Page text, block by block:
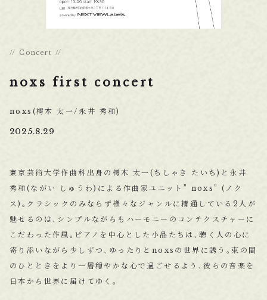
Concert
noxs first concert
noxs(樗木 太一/永井 秀和)
2025.8.29
東京芸術大学作曲科出身の樗木 太一(ちしゃき たいち)と永井
秀和(ながい しゅうわ)による作曲家ユニット” noxs” (ノク
ス)｡クラシックのみならず様々なジャンルに精通している2人が
魅せるのは､シンプルながらもハーモニーのコンテクスチャーに
こだわった作風｡ピアノを中心とした小品たちは､聴く人の心に
寄り添いながら少しずつ､ゆったりとnoxsの世界に誘う｡束の間
のひとときをより一層穏やかな心で過ごせるよう､彼らの音楽を
日本から世界に届けてゆく｡